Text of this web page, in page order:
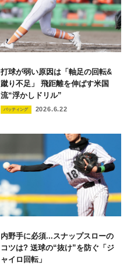
打球が弱い原因は「軸足の回転&
蹴り不足」 飛距離を伸ばす米国
流“浮かしドリル”
バッティング 2026.6.22
内野手に必須...スナップスローの
コツは? 送球の“抜け”を防ぐ「ジ
ャイロ回転」